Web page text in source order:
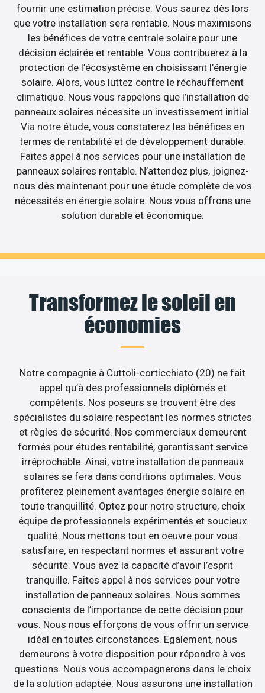
fournir une estimation précise. Vous saurez dès lors
que votre installation sera rentable. Nous maximisons
les bénéfices de votre centrale solaire pour une
décision éclairée et rentable. Vous contribuerez à la
protection de l’écosystème en choisissant l’énergie
solaire. Alors, vous luttez contre le réchauffement
climatique. Nous vous rappelons que l’installation de
panneaux solaires nécessite un investissement initial.
Via notre étude, vous constaterez les bénéfices en
termes de rentabilité et de développement durable.
Faites appel à nos services pour une installation de
panneaux solaires rentable. N’attendez plus, joignez-
nous dès maintenant pour une étude complète de vos
nécessités en énergie solaire. Nous vous offrons une
solution durable et économique.
Transformez le soleil en
économies
Notre compagnie à Cuttoli-corticchiato (20) ne fait
appel qu’à des professionnels diplômés et
compétents. Nos poseurs se trouvent être des
spécialistes du solaire respectant les normes strictes
et règles de sécurité. Nos commerciaux demeurent
formés pour études rentabilité, garantissant service
irréprochable. Ainsi, votre installation de panneaux
solaires se fera dans conditions optimales. Vous
profiterez pleinement avantages énergie solaire en
toute tranquillité. Optez pour notre structure, choix
équipe de professionnels expérimentés et soucieux
qualité. Nous mettons tout en oeuvre pour vous
satisfaire, en respectant normes et assurant votre
sécurité. Vous avez la capacité d’avoir l’esprit
tranquille. Faites appel à nos services pour votre
installation de panneaux solaires. Nous sommes
conscients de l’importance de cette décision pour
vous. Nous nous efforçons de vous offrir un service
idéal en toutes circonstances. Egalement, nous
demeurons à votre disposition pour répondre à vos
questions. Nous vous accompagnerons dans le choix
de la solution adaptée. Nous assurons une installation